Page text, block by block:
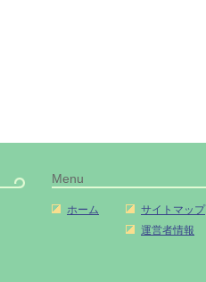
Menu
ホーム
サイトマップ
運営者情報